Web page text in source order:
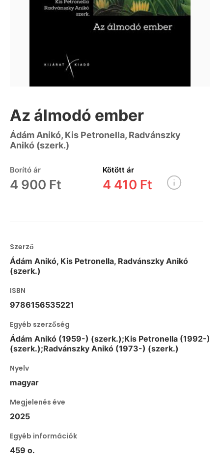
Az álmodó ember
Ádám Anikó, Kis Petronella, Radvánszky
Anikó (szerk.)
Borító ár
4 900 Ft
Kötött ár
4 410 Ft
Szerző
Ádám Anikó, Kis Petronella, Radvánszky Anikó
(szerk.)
ISBN
9786156535221
Egyéb szerzőség
Ádám Anikó (1959-) (szerk.);Kis Petronella (1992-)
(szerk.);Radvánszky Anikó (1973-) (szerk.)
Nyelv
magyar
Megjelenés éve
2025
Egyéb információk
459 o.